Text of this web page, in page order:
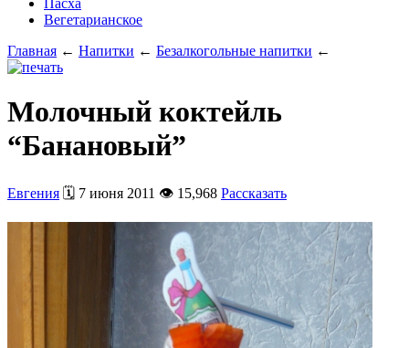
Пасха
Вегетарианское
Главная ← Напитки ← Безалкогольные напитки ←
Молочный коктейль
“Банановый”
Евгения 🗓️ 7 июня 2011 👁️ 15,968 Рассказать